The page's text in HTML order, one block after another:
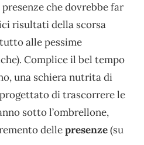
che dovrebbe far
risultati della scorsa
alle pessime
Complice il bel tempo
una schiera nutrita di
di trascorrere le
sotto l’ombrellone,
dellepresenze(su